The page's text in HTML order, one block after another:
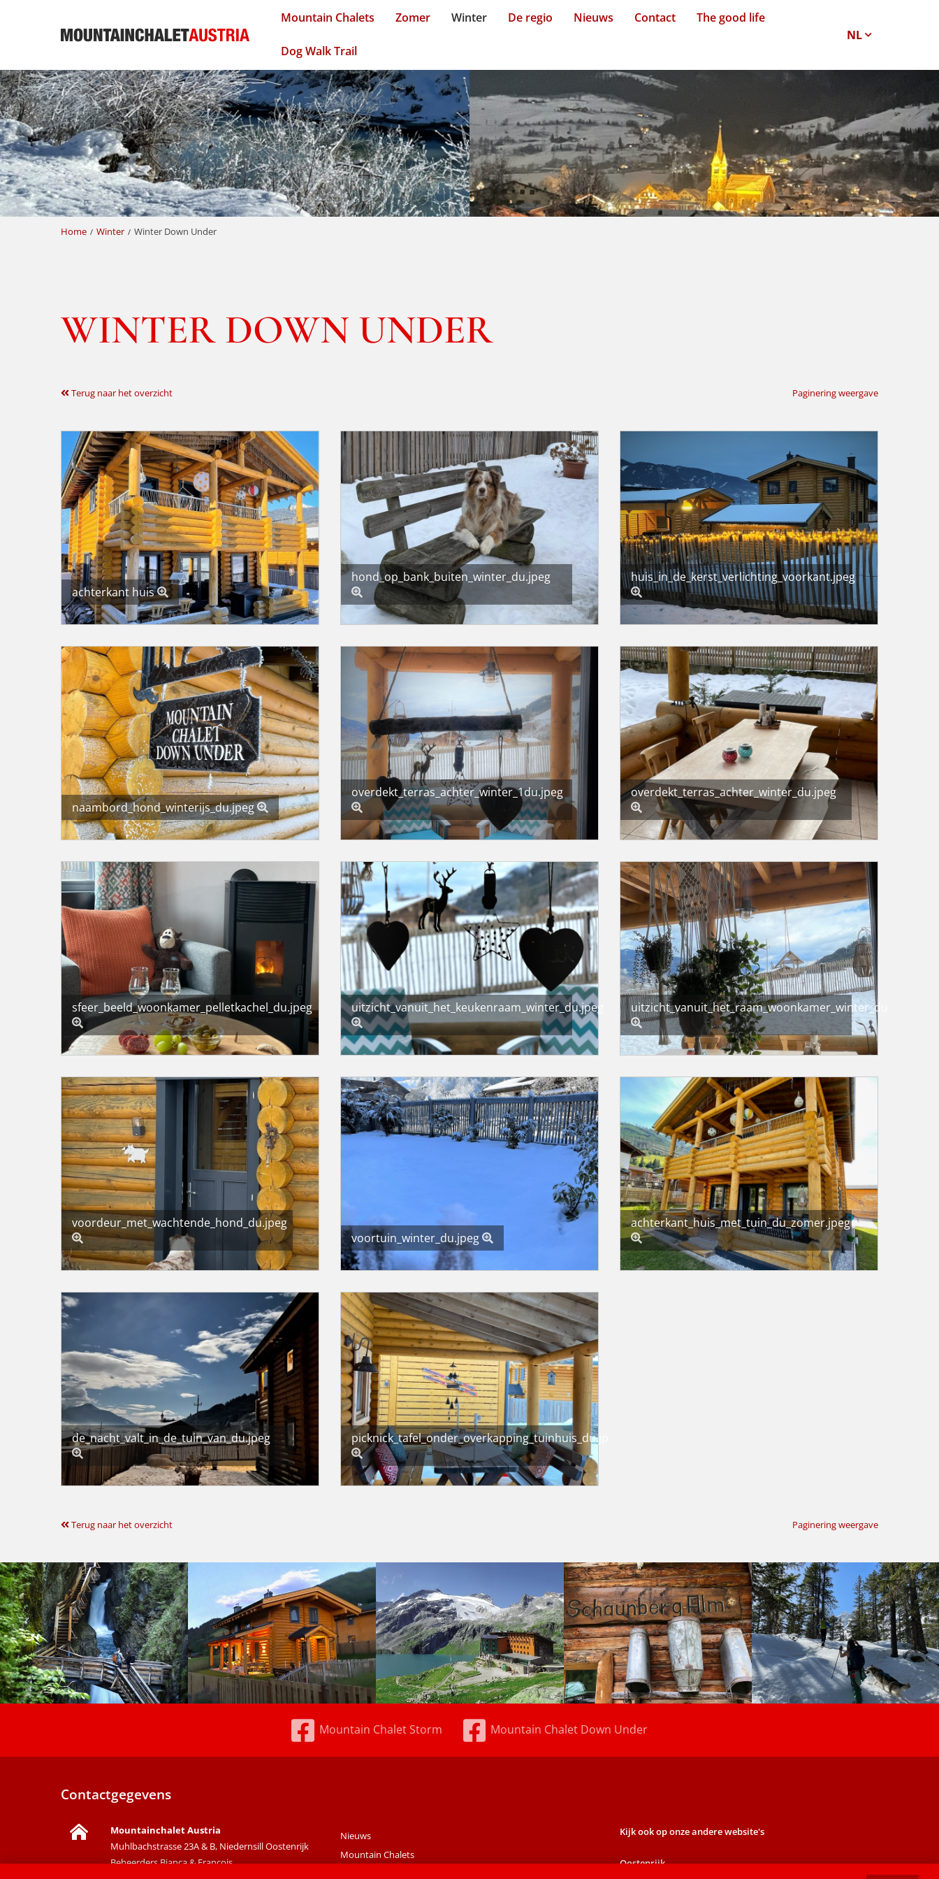
Mountain Chalets Zomer Winter De regio Nieuws Contact The good life
Dog Walk Trail
Home Winter Winter Down Under
WINTER DOWN UNDER
Terug naar het overzicht Paginering weergave
achterkant huis
hond_op_bank_buiten_winter_du.jpeg huis_in_de_kerst_verlichting_voorkant.jpeg
naambord_hond_winterijs_du.jpeg
overdekt_terras_achter_winter_1du.jpeg overdekt_terras_achter_winter_du.jpeg
sfeer_beeld_woonkamer_pelletkachel_du.jpeg uitzicht_vanuit_het_keukenraam_winter_du.jpeg uitzicht_vanuit_het_raam_woonkamer_winter_du.jpeg
voordeur_met_wachtende_hond_du.jpeg
voortuin_winter_du.jpeg
achterkant_huis_met_tuin_du_zomer.jpeg
de_nacht_valt_in_de_tuin_van_du.jpeg picknick_tafel_onder_overkapping_tuinhuis_du.jpeg
Terug naar het overzicht Paginering weergave
Mountain Chalet Storm Mountain Chalet Down Under
Contactgegevens
Mountainchalet Austria
Muhlbachstrasse 23A & B, Niedernsill Oostenrijk
Beheerders Bianca & Francois
Nieuws
Mountain Chalets
Kijk ook op onze andere website's
Oostenrijk